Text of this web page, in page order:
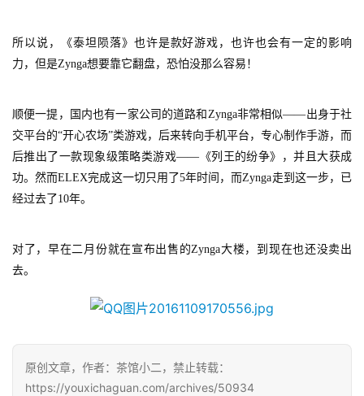
茶
对
会
上
海
中
所以说，《泰坦陨落》也许是款好游戏，也许也会有一定的影响
力，但是Zynga想要靠它翻盘，恐怕没那么容易！
顺便一提，国内也有一家公司的道路和Zynga非常相似——出身于社
交平台的“开心农场”类游戏，后来转向手机平台，专心制作手游，而
后推出了一款现象级策略类游戏——《列王的纷争》，并且大获成
功。然而ELEX完成这一切只用了5年时间，而Zynga走到这一步，已
经过去了10年。
对了，早在二月份就在宣布出售的Zynga大楼，到现在也还没卖出
去。
原创文章，作者：茶馆小二，禁止转载：
https://youxichaguan.com/archives/50934